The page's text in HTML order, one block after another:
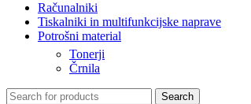
Računalniki
Tiskalniki in multifunkcijske naprave
Potrošni material
Tonerji
Črnila
Search